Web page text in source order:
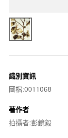
識別資訊
圖檔:0011068
著作者
拍攝者:彭鏡毅